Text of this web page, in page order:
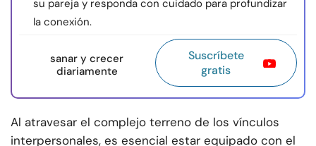
su pareja y responda con cuidado para profundizar
la conexión.
sanar y crecer
diariamente
Suscríbete
gratis
Al atravesar el complejo terreno de los vínculos
interpersonales, es esencial estar equipado con el